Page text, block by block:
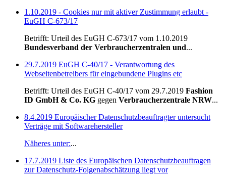
1.10.2019 - Cookies nur mit aktiver Zustimmung erlaubt -
EuGH C-673/17
Betrifft: Urteil des EuGH C-673/17 vom 1.10.2019
Bundesverband der Verbraucherzentralen und...
29.7.2019 EuGH C-40/17 - Verantwortung des
Webseitenbetreibers für eingebundene Plugins etc
Betrifft: Urteil des EuGH C-40/17 vom 29.7.2019 Fashion
ID GmbH & Co. KG gegen Verbraucherzentrale NRW...
8.4.2019 Europäischer Datenschutzbeauftragter untersucht
Verträge mit Softwarehersteller
Näheres unter:...
17.7.2019 Liste des Europäischen Datenschutzbeauftragen
zur Datenschutz-Folgenabschätzung liegt vor